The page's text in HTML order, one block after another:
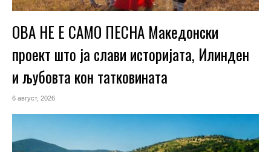
ОВА НЕ Е САМО ПЕСНА Македонски
проект што ја слави историјата, Илинден
и љубовта кон татковината
6 август, 2026